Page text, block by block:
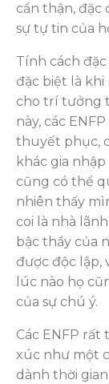
cẩn thận, đặc
sự tự tin của
Tính cách
đặc biệt là
cho trí tưởng
này, các
thuyết phục,
khác gia
cũng có thể
nhiên thấy
coi là nhà
bậc thầy của
được độc lập,
lúc nào họ
của sự chú ý.
Các ENFP rất
xúc như một
dành thời